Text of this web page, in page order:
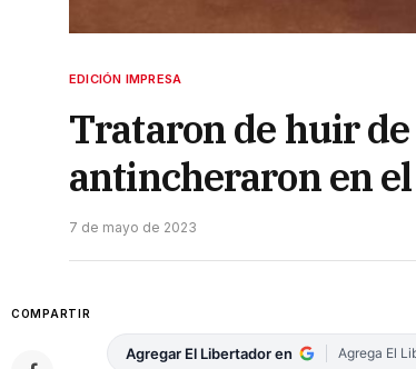
EDICIÓN IMPRESA
Trataron de huir
antincheraron en
7 de mayo de 2023
COMPARTIR
Agregar El Libertador en Agrega El